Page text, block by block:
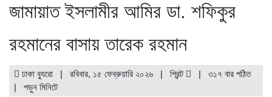
জামায়াত ইসলামীর আমির ডা. শফিকুর
রহমানের বাসায় তারেক রহমান
ঢাকা ব্যুরো | রবিবার, ১৫ ফেব্রুয়ারি ২০২৬ | প্রিন্ট | ৩১৭ বার পঠিত
| পড়ুন মিনিটে